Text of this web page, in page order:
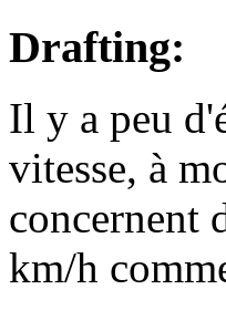
Drafting:
Il y a peu
vitesse, à
concernent
km/h